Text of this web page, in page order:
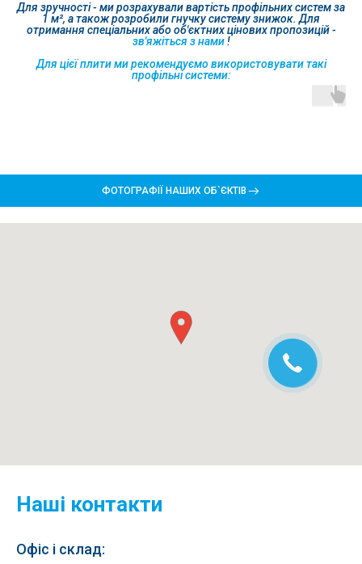
Для зручності - ми розрахували вартість профільних систем за
1 м², а також розробили гнучку систему знижок. Для
отримання спеціальних або об'єктних цінових пропозицій -
зв'яжіться з нами !
Для цієї плити ми рекомендуємо використовувати такі
профільні системи:
ФОТОГРАФІЇ НАШИХ ОБ`ЄКТІВ
Наші контакти
Офіс і склад: